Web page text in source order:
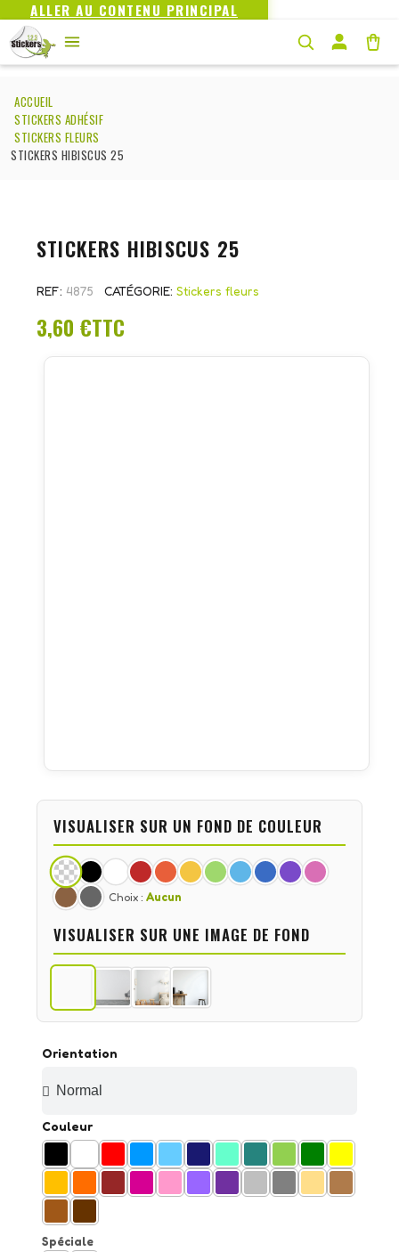
ALLER AU CONTENU PRINCIPAL
ACCUEIL
STICKERS ADHÉSIF
STICKERS FLEURS
STICKERS HIBISCUS 25
STICKERS HIBISCUS 25
REF 4875 CATÉGORIE Stickers fleurs
3,60 €TTC
Orientation
Couleur
Spéciale
VISUALISER SUR UN FOND DE COULEUR
Choix : Aucun
VISUALISER SUR UNE IMAGE DE FOND